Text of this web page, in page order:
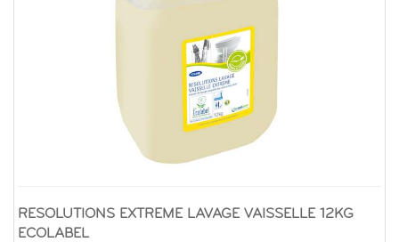
RESOLUTIONS EXTREME LAVAGE VAISSELLE 12KG
ECOLABEL